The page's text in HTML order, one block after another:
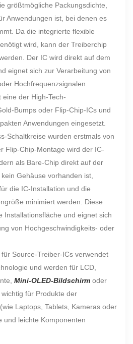
größtmögliche Packungsdichte,
Anwendungen ist, bei denen es
Da die integrierte flexible
wird, kann der Treiberchip
Der IC wird direkt auf dem
eignet sich zur Verarbeitung von
Hochfrequenzsignalen.
eine der High-Tech-
Bumps oder Flip-Chip-ICs und
Anwendungen eingesetzt.
Schaltkreise wurden erstmals von
Flip-Chip-Montage wird der IC-
als Bare-Chip direkt auf der
Gehäuse vorhanden ist,
die IC-Installation und die
minimiert werden. Diese
Installationsfläche und eignet sich
von Hochgeschwindigkeits- oder
Source-Treiber-ICs verwendet
und werden für LCD,
Mini-OLED-Bildschirm oder
für Produkte der
Laptops, Tablets, Kameras oder
und leichte Komponenten